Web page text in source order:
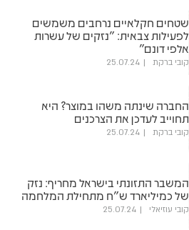
שטחים חקלאיים נרחבים משמשים
לפעילות צבאית: "נזקים של עשרות
אלפי דונם"
קובי ברקת 25.07.24
החברה שינתה משהו במוצר? היא
תחוייב לעדכן את הצרכנים
קובי ברקת 25.07.24
המשבר התזונתי בישראל מחריף: נזק
של כמיליארד ש"ח מתחילת המלחמה
קובי עוזיאלי 25.07.24